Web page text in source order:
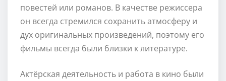
повестей или романов. В качестве режиссера
он всегда стремился сохранить атмосферу и
дух оригинальных произведений, поэтому его
фильмы всегда были близки к литературе.
Актёрская деятельность и работа в кино были